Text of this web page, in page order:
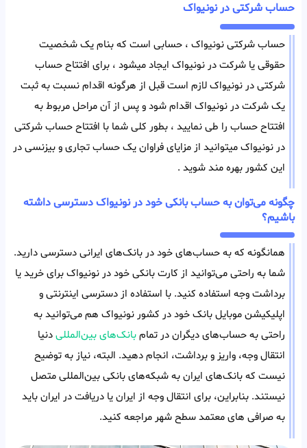
حساب شرکتی در نونیواک
حساب شرکتی نونیواک ، حسابی است که بنام یک شخصیت
حقوقی یا شرکت در نونیواک ایجاد میشود ، برای افتتاح حساب
شرکتی در نونیواک لازم است قبل از هرگونه اقدام نسبت به ثبت
یک شرکت در نونیواک اقدام شود و پس از آن مراحل مربوط به
افتتاح حساب را طی نمایید ، بطور کلی شما با افتتاح حساب شرکتی
در نونیواک میتوانید از مزایای فراوان یک حساب تجاری و بیزنسی در
این کشور بهره مند شوید .
چگونه می‌توان به حساب بانکی خود در نونیواک دسترسی داشته
باشیم؟
همانگونه که به حساب‌های خود در بانک‌های ایرانی دسترسی دارید.
شما به راحتی می‌توانید از کارت بانکی خود در نونیواک برای خرید یا
برداشت وجه استفاده کنید. با استفاده از دسترسی اینترنتی و
اپلیکیشن موبایل بانک خود در کشور نونیواک هم می‌توانید به
راحتی به حساب‌های دیگران در تمامبانک‌های بین‌المللیدنیا
انتقال وجه، واریز و برداشت، انجام دهید. البته، نیاز به توضیح
نیست که بانک‌های ایران به شبکه‌های بانکی بین‌المللی متصل
نیستند. بنابراین، برای انتقال وجه از ایران یا دریافت در ایران باید
به صرافی های معتمد سطح شهر مراجعه کنید.